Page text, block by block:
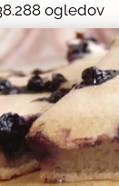
ogledov